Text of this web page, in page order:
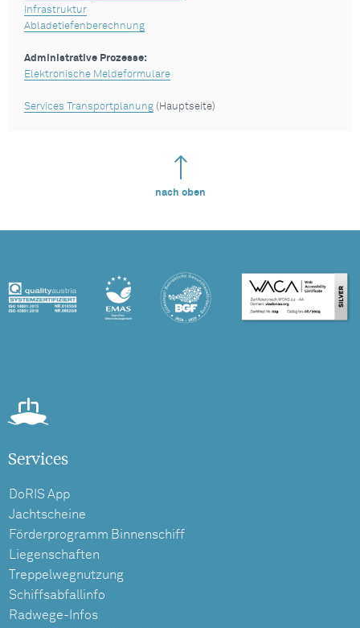
Infrastruktur
Abladetiefenberechnung
Administrative Prozesse:
Elektronische Meldeformulare
Services Transportplanung (Hauptseite)
nach oben
Services
DoRIS App
Jachtscheine
Förderprogramm Binnenschiff
Liegenschaften
Treppelwegnutzung
Schiffsabfallinfo
Radwege-Infos